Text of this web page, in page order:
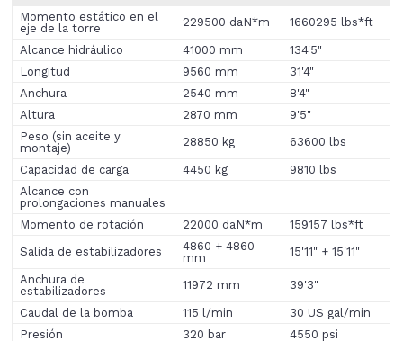
Momento estático en el
eje de la torre
229500 daN*m 1660295 lbs*ft
Alcance hidráulico 41000 mm
134'5"
Longitud
9560 mm
31'4"
Anchura
2540 mm
8'4"
Altura
2870 mm
9'5"
Peso (sin aceite y
montaje)
28850 kg 63600 lbs
Capacidad de carga 4450 kg
9810 lbs
Alcance con
prolongaciones manuales
Momento de rotación
22000 daN*m
159157 lbs*ft
Salida de estabilizadores
4860 + 4860
mm
15'11" + 15'11"
Anchura de
estabilizadores
11972 mm 39'3"
Caudal de la bomba 115 l/min
30 US gal/min
Presión
320 bar 4550 psi